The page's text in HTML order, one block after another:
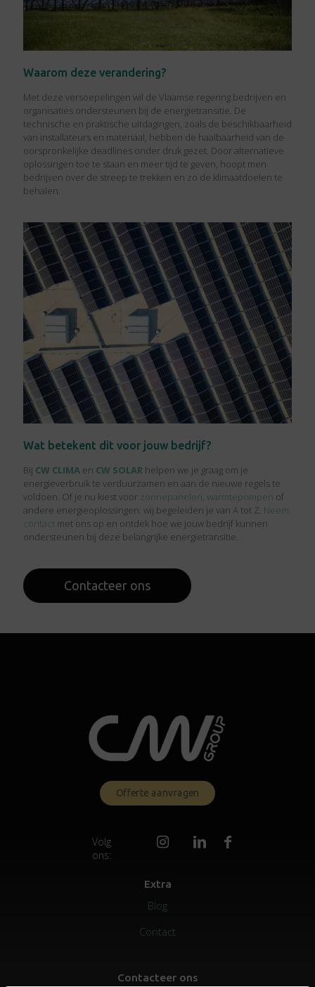
Waarom deze verandering?
Met deze versoepelingen wil de Vlaamse regering bedrijven en
organisaties ondersteunen bij de energietransitie. De
technische en praktische uitdagingen, zoals de beschikbaarheid
van installateurs en materiaal, hebben de haalbaarheid van de
oorspronkelijke deadlines onder druk gezet. Door alternatieve
oplossingen toe te staan en meer tijd te geven, hoopt men
bedrijven over de streep te trekken en zo de klimaatdoelen te
behalen.
Wat betekent dit voor jouw bedrijf?
Bij CW CLIMA en CW SOLAR helpen we je graag om je
energieverbruik te verduurzamen en aan de nieuwe regels te
voldoen. Of je nu kiest voor zonnepanelen, warmtepompen of
andere energieoplossingen: wij begeleiden je van A tot Z. Neem
contact met ons op en ontdek hoe we jouw bedrijf kunnen
ondersteunen bij deze belangrijke energietransitie.
Contacteer ons
Offerte aanvragen
Volg
ons:
Extra
Blog
Contact
Contacteer ons